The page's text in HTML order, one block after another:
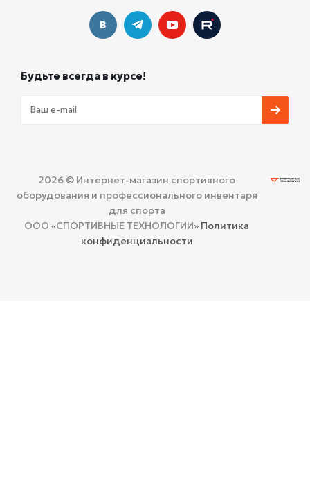
Будьте всегда в курсе!
2026 © Интернет-магазин спортивного
оборудования и профессионального инвентаря
для спорта
ООО «СПОРТИВНЫЕ ТЕХНОЛОГИИ» Политика
конфиденциальности